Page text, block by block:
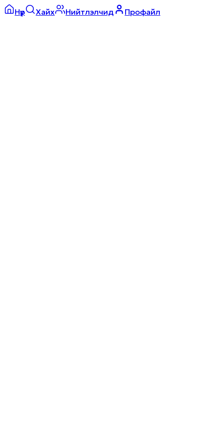
Нүүр Хайх Нийтлэлчид Профайл